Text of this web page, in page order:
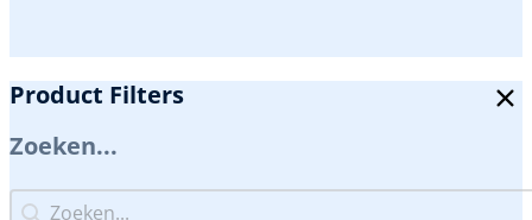
Product Filters
Zoeken...
Zoeken...
Zoeken...